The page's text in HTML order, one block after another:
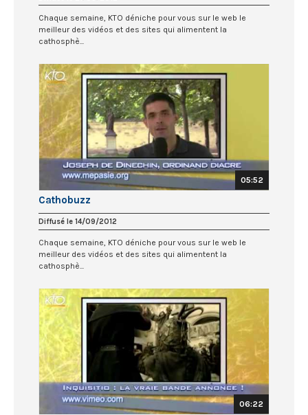
Chaque semaine, KTO déniche pour vous sur le web le
meilleur des vidéos et des sites qui alimentent la
cathosphè...
05:52
Cathobuzz
Diffusé le 14/09/2012
Chaque semaine, KTO déniche pour vous sur le web le
meilleur des vidéos et des sites qui alimentent la
cathosphè...
06:22